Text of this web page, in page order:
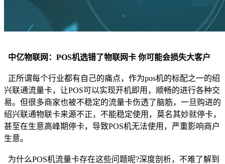
中亿物联网：POS机选错了物联网卡 你可能会损失大客户
正所谓每个行业都有自己的痛点，作为pos机的标配之一的绍
兴联通流量卡，让POS可以实现开机即用，顺畅的进行各种交
易。但很多商家也被不稳定的流量卡伤透了脑筋，一旦购进的
绍兴联通物联卡来源不正，不能稳定使用，莫名其妙就停卡，
甚至在生意高峰期停卡，导致POS机无法使用，严重影响商户
生意。
为什么POS机流量卡存在这些问题呢?深度剖析，不难了解到